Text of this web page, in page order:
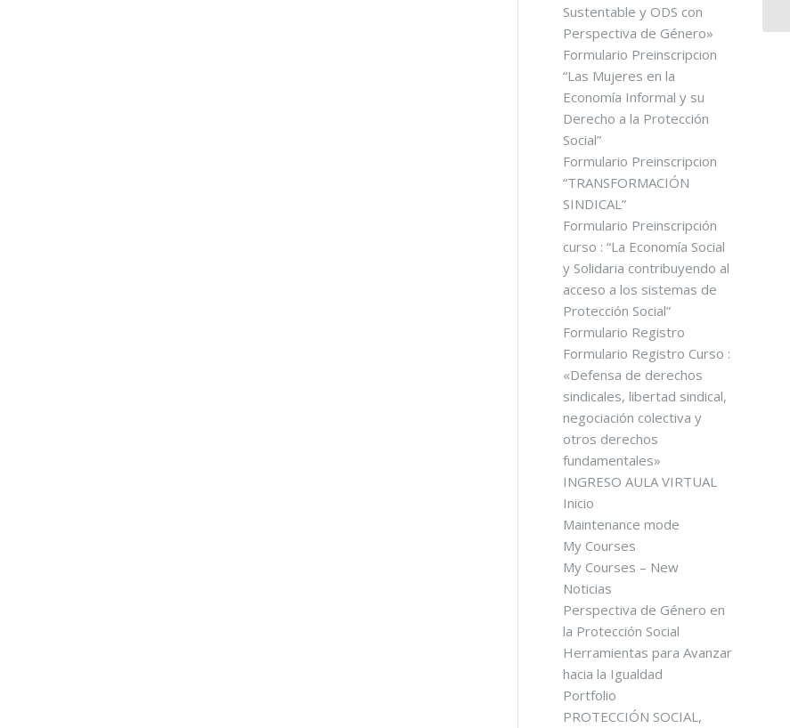
Sustentable y ODS con
Perspectiva de Género»
Formulario Preinscripcion
“Las Mujeres en la
Economía Informal y su
Derecho a la Protección
Social”
Formulario Preinscripcion
“TRANSFORMACIÓN
SINDICAL”
Formulario Preinscripción
curso : “La Economía Social
y Solidaria contribuyendo al
acceso a los sistemas de
Protección Social”
Formulario Registro
Formulario Registro Curso :
«Defensa de derechos
sindicales, libertad sindical,
negociación colectiva y
otros derechos
fundamentales»
INGRESO AULA VIRTUAL
Inicio
Maintenance mode
My Courses
My Courses – New
Noticias
Perspectiva de Género en
la Protección Social
Herramientas para Avanzar
hacia la Igualdad
Portfolio
PROTECCIÓN SOCIAL,